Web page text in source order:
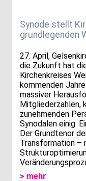
Synode stellt
grundlegenden
27. April,
die Zukunft hat
Kirchenkreises
kommenden
massiver
Mitgliederzahlen,
zunehmenden
Synodalen einig:
Der Grundtenor
Transformation –
> mehr